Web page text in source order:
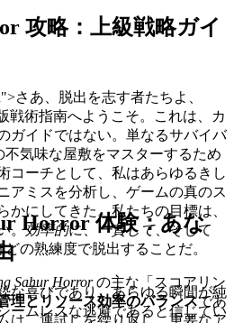
攻略：上級戦略ガイ
さあ、脱出を志す者たちよ、
戦術指南へようこそ。これは、カ
ガイドではない。単なるサバイバ
不気味な屋敷をマスターするため
コーチとして、私はあらゆるきし
アミスを分析し、ゲームの真のス
かにしてきた。私たちの目標は、
。効率的に、 一貫して、そして
どの熟練度で脱出することだ。
Sahur Horrorの主な「スコアリン
理とリソース効率のバランスであ
は、運試しを繰り返し、重要なア
Horror 体験：あな
な喜びであり、あらゆる瞬間が純
ームレスな逃避であると信じてい